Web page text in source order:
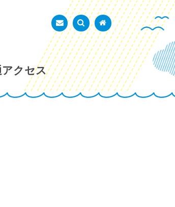
あかし市民広場
お問い合わせ
検索を表示トップページ
アクセス